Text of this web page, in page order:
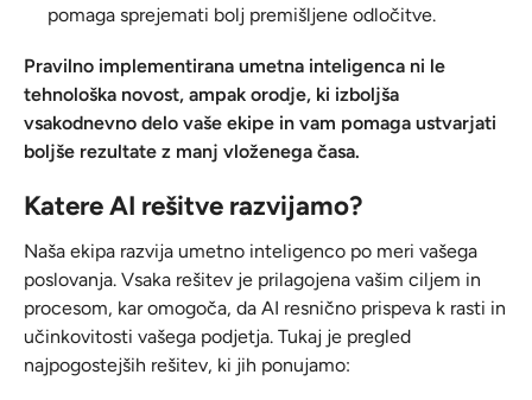
pomaga sprejemati bolj premišljene odločitve.
Pravilno implementirana umetna inteligenca ni le
tehnološka novost, ampak orodje, ki izboljša
vsakodnevno delo vaše ekipe in vam pomaga ustvarjati
boljše rezultate z manj vloženega časa.
Katere AI rešitve razvijamo?
Naša ekipa razvija umetno inteligenco po meri vašega
poslovanja. Vsaka rešitev je prilagojena vašim ciljem in
procesom, kar omogoča, da AI resnično prispeva k rasti in
učinkovitosti vašega podjetja. Tukaj je pregled
najpogostejših rešitev, ki jih ponujamo: